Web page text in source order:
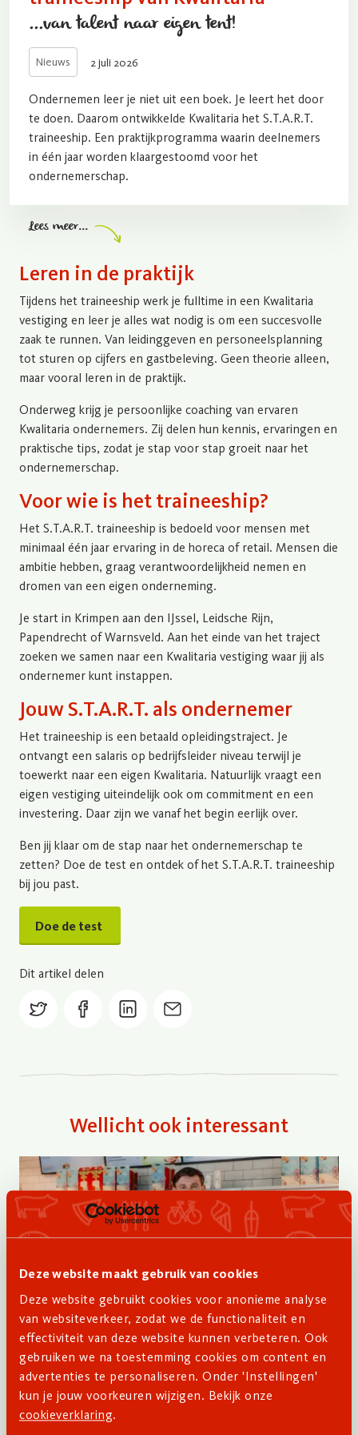
Deze website maakt gebruik van cookies
Deze website gebruikt cookies voor anonieme analyse
van websiteverkeer, zodat we de functionaliteit en
effectiviteit van deze website kunnen verbeteren. Ook
gebruiken we na toestemming cookies om content en
advertenties te personaliseren. Onder 'Instellingen'
kun je jouw voorkeuren wijzigen. Bekijk onze
cookieverklaring.
...van talent naar eigen tent!
Nieuws 2 juli 2026
Ondernemen leer je niet uit een boek. Je leert het door
te doen. Daarom ontwikkelde Kwalitaria het S.T.A.R.T.
traineeship. Een praktijkprogramma waarin deelnemers
in één jaar worden klaargestoomd voor het
ondernemerschap.
Lees meer...
Leren in de praktijk
Tijdens het traineeship werk je fulltime in een Kwalitaria
vestiging en leer je alles wat nodig is om een succesvolle
zaak te runnen. Van leidinggeven en personeelsplanning
tot sturen op cijfers en gastbeleving. Geen theorie alleen,
maar vooral leren in de praktijk.
Onderweg krijg je persoonlijke coaching van ervaren
Kwalitaria ondernemers. Zij delen hun kennis, ervaringen en
praktische tips, zodat je stap voor stap groeit naar het
ondernemerschap.
Voor wie is het traineeship?
Het S.T.A.R.T. traineeship is bedoeld voor mensen met
minimaal één jaar ervaring in de horeca of retail. Mensen die
ambitie hebben, graag verantwoordelijkheid nemen en
dromen van een eigen onderneming.
Je start in Krimpen aan den IJssel, Leidsche Rijn,
Papendrecht of Warnsveld. Aan het einde van het traject
zoeken we samen naar een Kwalitaria vestiging waar jij als
ondernemer kunt instappen.
Jouw S.T.A.R.T. als ondernemer
Het traineeship is een betaald opleidingstraject. Je
ontvangt een salaris op bedrijfsleider niveau terwijl je
toewerkt naar een eigen Kwalitaria. Natuurlijk vraagt een
eigen vestiging uiteindelijk ook om commitment en een
investering. Daar zijn we vanaf het begin eerlijk over.
Ben jij klaar om de stap naar het ondernemerschap te
zetten? Doe de test en ontdek of het S.T.A.R.T. traineeship
bij jou past.
Doe de test
Dit artikel delen
twitter facebooklinkedin mail
Wellicht ook interessant
Nieuws
24 jaar, 2 vestigingen en nog lang niet
uitgegroeid
Laat het pakken van kansen maar over aan Gideon